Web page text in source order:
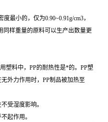
最小的，仅为0.90~0.91g/cm3，
同样重量的原料可以生产出数量更
塑料中，PP的耐热性是*的。PP塑
外力作用时，PP制品被加热至
受湿度影响。
起作用。